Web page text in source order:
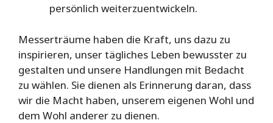
persönlich weiterzuentwickeln.
Messerträume haben die Kraft, uns dazu zu
inspirieren, unser tägliches Leben bewusster zu
gestalten und unsere Handlungen mit Bedacht
zu wählen. Sie dienen als Erinnerung daran, dass
wir die Macht haben, unserem eigenen Wohl und
dem Wohl anderer zu dienen.